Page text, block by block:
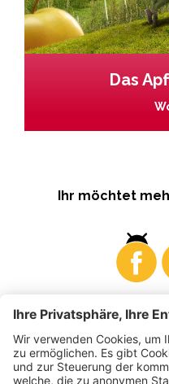
Das
Ihr möchtet
Business